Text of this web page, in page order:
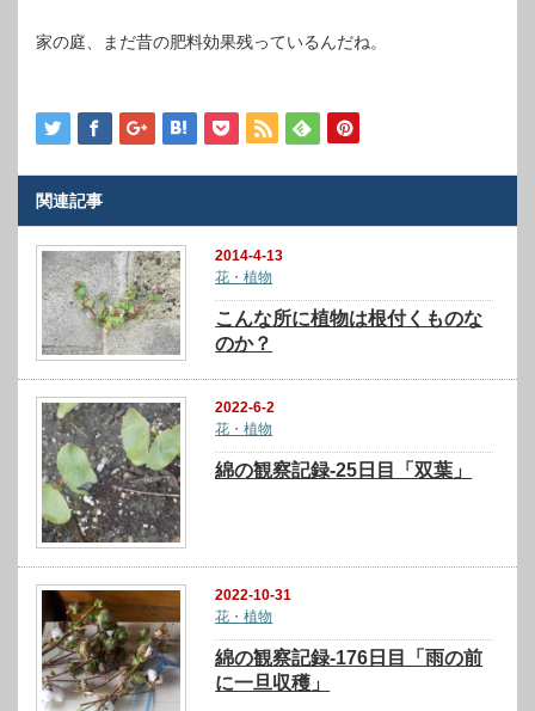
家の庭、まだ昔の肥料効果残っているんだね。
関連記事
2014-4-13
花・植物
こんな所に植物は根付くものな
のか？
2022-6-2
花・植物
綿の観察記録-25日目「双葉」
2022-10-31
花・植物
綿の観察記録-176日目「雨の前
に一旦収穫」